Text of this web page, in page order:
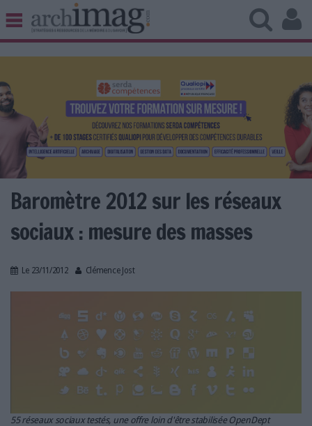
BIBLIOTHÈQUE ÉDITION
UNIVERS DATA
TRAVAIL COLLABORATIF
VIE NUMÉRIQUE
NUMÉRIQUE RESPONSABLE
LES GUIDES PRATIQUES
LES BASES DE DONNÉES
L'ESPACE EMPLOI
L'AGENDA
L'ANNUAIRE DES ACTEURS
LES LIVRES BLANCS
Baromètre 2012 sur les réseaux
sociaux : mesure des masses
Le 23/11/2012 Clémence Jost
55 réseaux sociaux testés, une offre loin d'être stabilisée OpenDept